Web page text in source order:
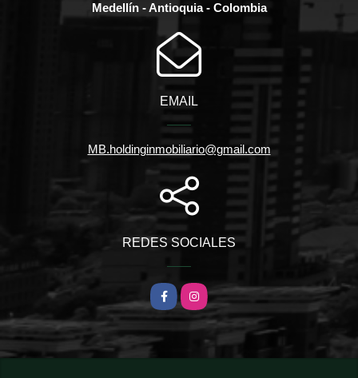
Medellín - Antioquia - Colombia
EMAIL
MB.holdinginmobiliario@gmail.com
REDES SOCIALES
FacebookInstagram